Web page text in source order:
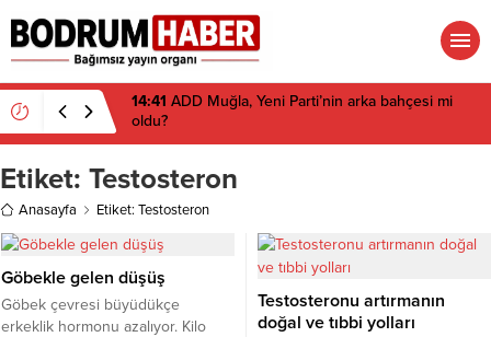
14:41 ADD Muğla, Yeni Parti’nin arka bahçesi mi
oldu?
Etiket: Testosteron
Anasayfa Etiket: Testosteron
Göbekle gelen düşüş
Göbek çevresi büyüdükçe
erkeklik hormonu azalıyor. Kilo
Testosteronu artırmanın
doğal ve tıbbi yolları